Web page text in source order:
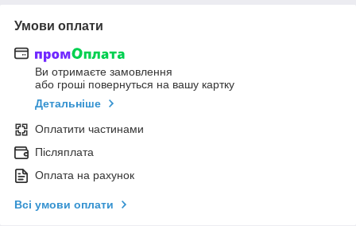
Умови оплати
Ви отримаєте замовлення
або гроші повернуться на вашу картку
Детальніше
Оплатити частинами
Післяплата
Оплата на рахунок
Всі умови оплати